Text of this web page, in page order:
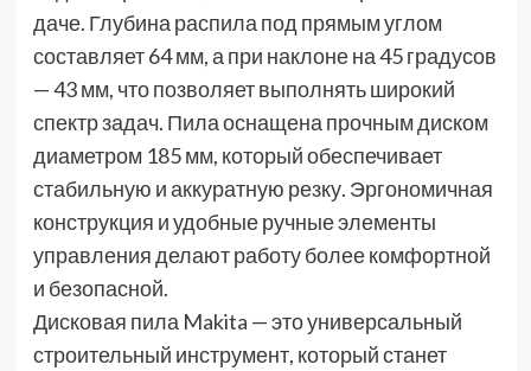
даче. Глубина распила под прямым углом
составляет 64 мм, а при наклоне на 45 градусов
— 43 мм, что позволяет выполнять широкий
спектр задач. Пила оснащена прочным диском
диаметром 185 мм, который обеспечивает
стабильную и аккуратную резку. Эргономичная
конструкция и удобные ручные элементы
управления делают работу более комфортной
и безопасной.
Дисковая пила Makita — это универсальный
строительный инструмент, который станет